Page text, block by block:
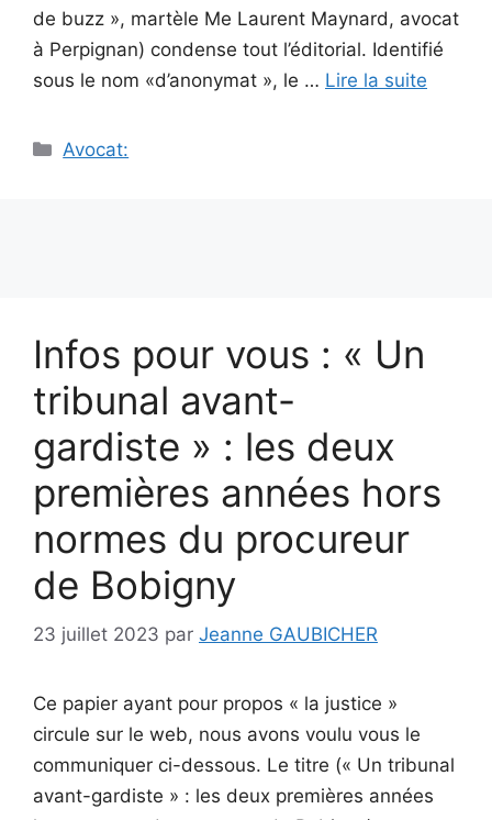
de buzz », martèle Me Laurent Maynard, avocat
à Perpignan) condense tout l’éditorial. Identifié
sous le nom «d’anonymat », le … Lire la suite
Catégories
Avocat:
Infos pour vous : « Un
tribunal avant-
gardiste » : les deux
premières années hors
normes du procureur
de Bobigny
23 juillet 2023 par Jeanne GAUBICHER
Ce papier ayant pour propos « la justice »
circule sur le web, nous avons voulu vous le
communiquer ci-dessous. Le titre (« Un tribunal
avant-gardiste » : les deux premières années